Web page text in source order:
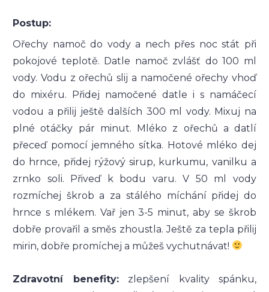
Postup:
Ořechy namoč do vody a nech přes noc stát při
pokojové teplotě. Datle namoč zvlášť do 100 ml
vody. Vodu z ořechů slij a namočené ořechy vhoď
do mixéru. Přidej namočené datle i s namáčecí
vodou a přilij ještě dalších 300 ml vody. Mixuj na
plné otáčky pár minut. Mléko z ořechů a datlí
přeceď pomocí jemného sítka. Hotové mléko dej
do hrnce, přidej rýžový sirup, kurkumu, vanilku a
zrnko soli. Přiveď k bodu varu. V 50 ml vody
rozmíchej škrob a za stálého míchání přidej do
hrnce s mlékem. Vař jen 3-5 minut, aby se škrob
dobře provařil a směs zhoustla. Ještě za tepla přilij
mirin, dobře promíchej a můžeš vychutnávat!
Zdravotní benefity:zlepšení kvality spánku,